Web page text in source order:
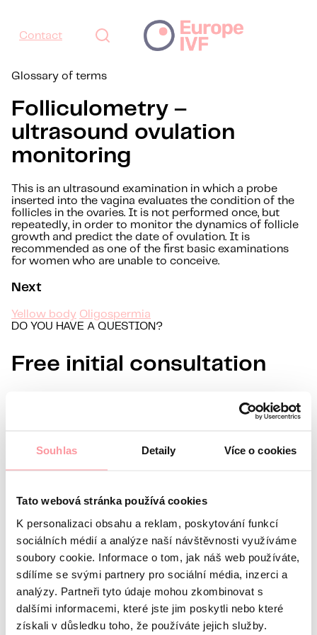
Souhlas Detaily Více o cookies
Tato webová stránka používá cookies
K personalizaci obsahu a reklam, poskytování funkcí
sociálních médií a analýze naší návštěvnosti využíváme
soubory cookie. Informace o tom, jak náš web používáte,
sdílíme se svými partnery pro sociální média, inzerci a
analýzy. Partneři tyto údaje mohou zkombinovat s
dalšími informacemi, které jste jim poskytli nebo které
získali v důsledku toho, že používáte jejich služby.
Contact
Glossary of terms
Folliculometry –
ultrasound ovulation
monitoring
This is an ultrasound examination in which a probe
inserted into the vagina evaluates the condition of the
follicles in the ovaries. It is not performed once, but
repeatedly, in order to monitor the dynamics of follicle
growth and predict the date of ovulation. It is
recommended as one of the first basic examinations
for women who are unable to conceive.
Next
Yellow body Oligospermia
DO YOU HAVE A QUESTION?
Free initial consultation
Interest in
What’s your question?
All communication is as discreet
as possible, don't be afraid to ask us anything